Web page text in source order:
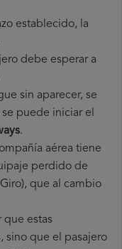
establecido, la
debe esperar a
sin aparecer, se
puede iniciar el
.
aérea tiene
perdido de
que al cambio
que estas
sino que el pasajero